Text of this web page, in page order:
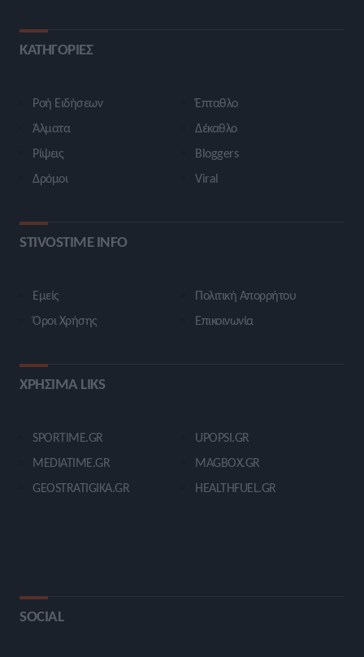
ΚΑΤΗΓΟΡΙΕΣ
Ροή Ειδήσεων
Άλματα
Ρίψεις
Δρόμοι
Έπταθλο
Δέκαθλο
Bloggers
Viral
STIVOSTIME INFO
Εμείς
Όροι Χρήσης
Πολιτική Απορρήτου
Επικοινωνία
ΧΡΗΣΙΜΑ LIKS
SPORTIME.GR
MEDIATIME.GR
GEOSTRATIGIKA.GR
UPOPSI.GR
MAGBOX.GR
HEALTHFUEL.GR
SOCIAL